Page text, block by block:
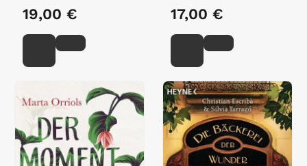
19,00 € 17,00 €